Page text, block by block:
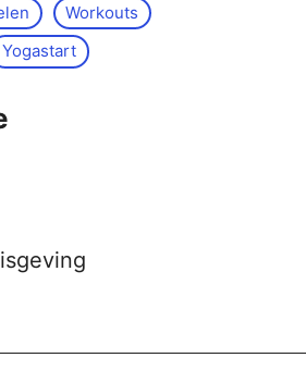
Workouts
Yoga­start